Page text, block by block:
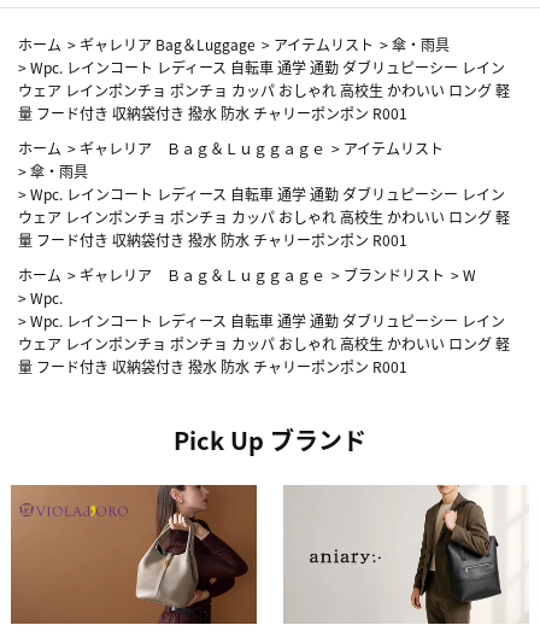
ホーム > ギャレリア Bag＆Luggage > アイテムリスト >傘・雨具
>Wpc. レインコート レディース 自転車 通学 通勤 ダブリュピーシー レイン
ウェア レインポンチョ ポンチョ カッパ おしゃれ 高校生 かわいい ロング 軽
量 フード付き 収納袋付き 撥水 防水 チャリーポンポン R001
ホーム > ギャレリア Ｂａｇ＆Ｌｕｇｇａｇｅ > アイテムリスト
>傘・雨具
>Wpc. レインコート レディース 自転車 通学 通勤 ダブリュピーシー レイン
ウェア レインポンチョ ポンチョ カッパ おしゃれ 高校生 かわいい ロング 軽
量 フード付き 収納袋付き 撥水 防水 チャリーポンポン R001
ホーム > ギャレリア Ｂａｇ＆Ｌｕｇｇａｇｅ > ブランドリスト >W
>Wpc.
>Wpc. レインコート レディース 自転車 通学 通勤 ダブリュピーシー レイン
ウェア レインポンチョ ポンチョ カッパ おしゃれ 高校生 かわいい ロング 軽
量 フード付き 収納袋付き 撥水 防水 チャリーポンポン R001
Pick Up ブランド